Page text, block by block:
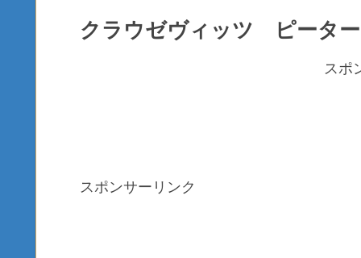
クラウゼヴィッツ ピータ
スポ
スポンサーリンク